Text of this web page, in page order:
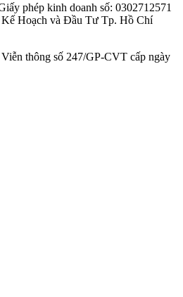
phép kinh doanh số: 0302712571
Kế Hoạch và Đầu Tư Tp. Hồ Chí
thông số 247/GP-CVT cấp ngày